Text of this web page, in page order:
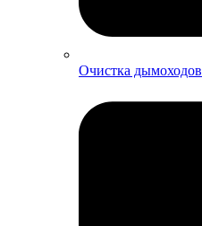
Очистка дымоходов